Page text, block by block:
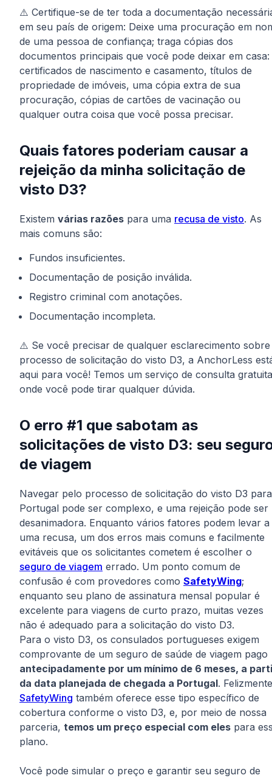
⚠️ Certifique-se de ter toda a documentação
em seu país de origem: Deixe uma procuração em
de uma pessoa de confiança; traga cópias dos
documentos principais que você pode deixar em casa:
certificados de nascimento e casamento, títulos de
propriedade de imóveis, uma cópia extra de sua
procuração, cópias de cartões de vacinação ou
qualquer outra coisa que você possa precisar.
Quais fatores poderiam causar a
rejeição da minha solicitação de
visto D3?
Existem várias razões para uma recusa de visto. As
mais comuns são:
Fundos insuficientes.
Documentação de posição inválida.
Registro criminal com anotações.
Documentação incompleta.
⚠️ Se você precisar de qualquer esclarecimento
processo de solicitação do visto D3, a AnchorLess
aqui para você! Temos um serviço de consulta gratuita
onde você pode tirar qualquer dúvida.
O erro #1 que sabotam as
solicitações de visto D3: seu
de viagem
Navegar pelo processo de solicitação do visto D3 para
Portugal pode ser complexo, e uma rejeição pode ser
desanimadora. Enquanto vários fatores podem levar a
uma recusa, um dos erros mais comuns e facilmente
evitáveis que os solicitantes cometem é escolher o
seguro de viagem errado. Um ponto comum de
confusão é com provedores como SafetyWing;
enquanto seu plano de assinatura mensal popular é
excelente para viagens de curto prazo, muitas vezes
não é adequado para a solicitação do visto D3.
Para o visto D3, os consulados portugueses exigem
comprovante de um seguro de saúde de viagem pago
antecipadamente por um mínimo de 6 meses, a
da data planejada de chegada a Portugal.
SafetyWing também oferece esse tipo específico de
cobertura conforme o visto D3, e, por meio de nossa
parceria, temos um preço especial com eles para
plano.
Você pode simular o preço e garantir seu seguro de